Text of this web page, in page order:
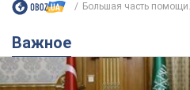
Большая часть
Важное